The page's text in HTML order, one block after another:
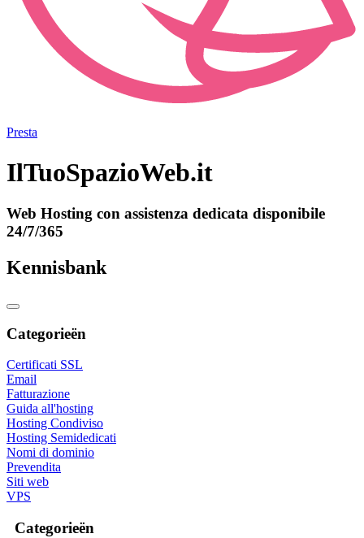
Presta
IlTuoSpazioWeb.it
Web Hosting con assistenza dedicata disponibile
24/7/365
Kennisbank
Categorieën
Certificati SSL
Email
Fatturazione
Guida all'hosting
Hosting Condiviso
Hosting Semidedicati
Nomi di dominio
Prevendita
Siti web
VPS
Categorieën